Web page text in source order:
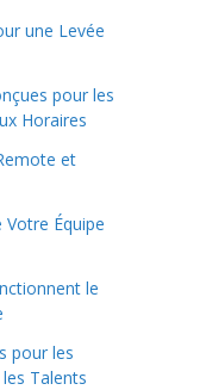
une Levée
pour les
Horaires
et
Votre Équipe
le
pour les
Talents